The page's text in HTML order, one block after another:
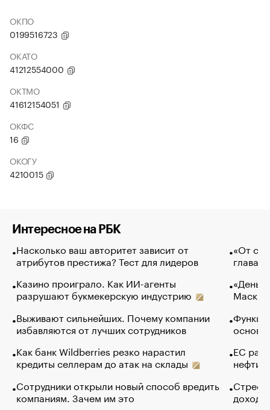
ОКПО
0199516723
ОКАТО
41212554000
ОКТМО
41612154051
ОКФС
16
ОКОГУ
4210015
Интересное на РБК
Насколько ваш авторитет зависит от
атрибутов престижа? Тест для лидеров
Казино проиграло. Как ИИ-агенты
разрушают букмекерскую индустрию
Выживают сильнейших. Почему компании
избавляются от лучших сотрудников
Как банк Wildberries резко нарастил
кредиты селлерам до атак на склады
Сотрудники открыли новый способ вредить
компаниям. Зачем им это
«От
глава
Маск в
основ
ЕС
нефти